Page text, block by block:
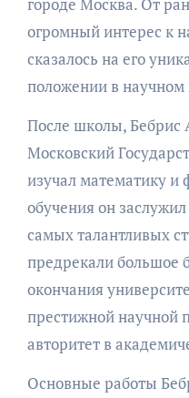
огромный интерес к
сказалось на его
положении в
После школы, Бебрис
Московский
изучал математику и
обучения он
самых талантливых
предрекали большое
окончания
престижной научной
авторитет в
Основные работы